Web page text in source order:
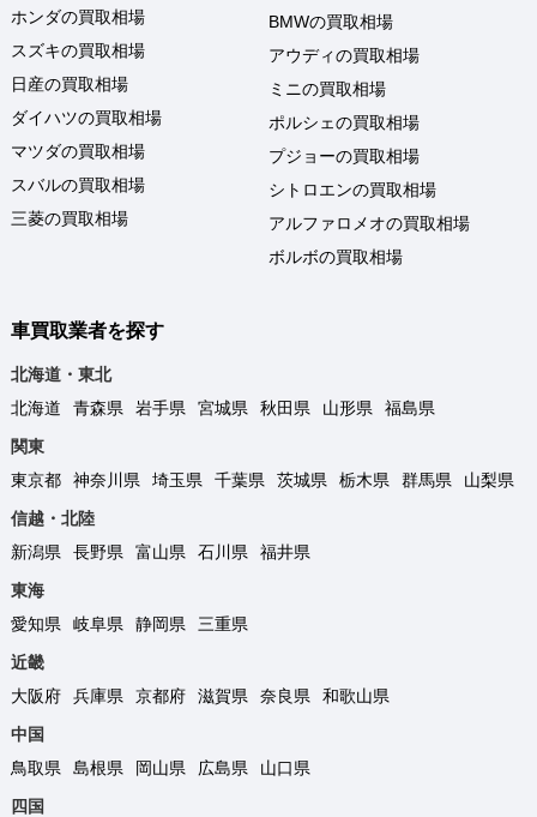
ホンダの買取相場
スズキの買取相場
日産の買取相場
ダイハツの買取相場
マツダの買取相場
スバルの買取相場
三菱の買取相場
BMWの買取相場
アウディの買取相場
ミニの買取相場
ポルシェの買取相場
プジョーの買取相場
シトロエンの買取相場
アルファロメオの買取相場
ボルボの買取相場
車買取業者を探す
北海道・東北
北海道
青森県 岩手県 宮城県 秋田県 山形県
福島県
関東
東京都
神奈川県 埼玉県 千葉県 茨城県 栃木県 群馬県
山梨県
信越・北陸
新潟県
長野県 富山県 石川県
福井県
東海
愛知県
岐阜県 静岡県
三重県
近畿
大阪府
兵庫県 京都府 滋賀県 奈良県
和歌山県
中国
鳥取県
島根県 岡山県 広島県
山口県
四国